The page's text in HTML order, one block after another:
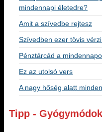
mindennapi életedre?
Amit a szívedbe rejtesz
Szívedben ezer tövis
Pénztárcád a
Ez az utolsó vers
A nagy hőség alatt
Tipp - Gyógymódok